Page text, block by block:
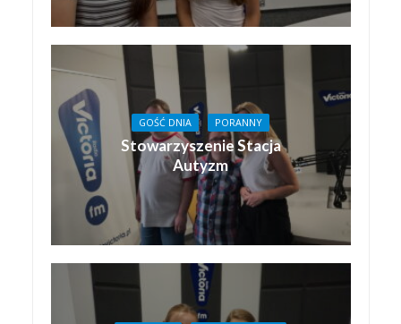
GOŚĆ DNIA PORANNY
Stowarzyszenie Stacja
Autyzm